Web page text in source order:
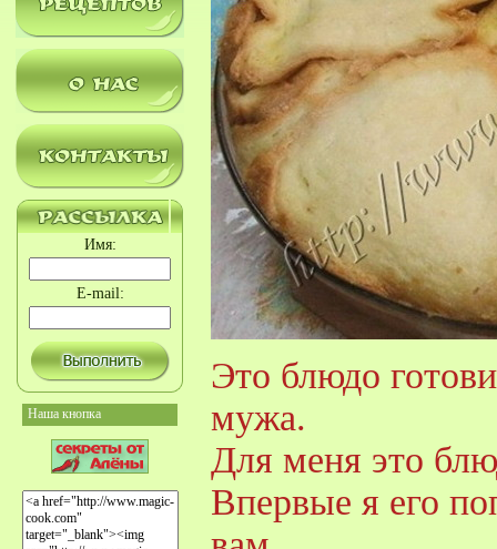
Имя:
E-mail:
Наша кнопка
Это блюдо
мужа.
Для меня это
Впервые я его